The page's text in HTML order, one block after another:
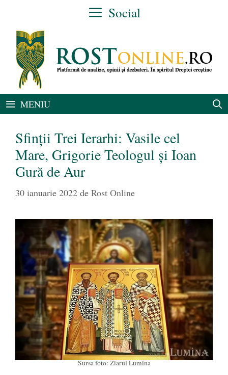
conținut
Social
MENIU
Sfinţii Trei Ierarhi: Vasile cel
Mare, Grigorie Teologul şi Ioan
Gură de Aur
30 ianuarie 2022 de Rost Online
Sursa foto: Ziarul Lumina